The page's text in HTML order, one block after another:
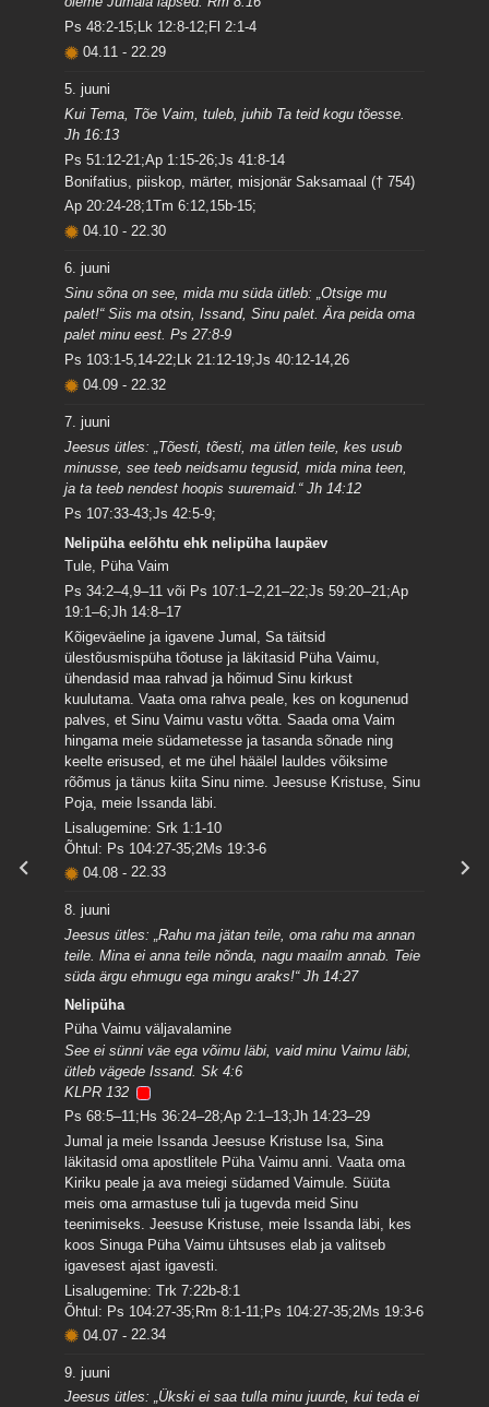
Ps 48:2-15;Lk 12:8-12;Fl 2:1-4
04.11- 22.29
5. juuni
Kui Tema, Tõe Vaim, tuleb, juhib Ta teid kogu tõesse.
Jh 16:13
Ps 51:12-21;Ap 1:15-26;Js 41:8-14
Bonifatius, piiskop, märter, misjonär Saksamaal († 754)
Ap 20:24-28;1Tm 6:12,15b-15;
04.10- 22.30
6. juuni
Sinu sõna on see, mida mu süda ütleb: „Otsige mu
palet!“ Siis ma otsin, Issand, Sinu palet. Ära peida oma
palet minu eest. Ps 27:8-9
Ps 103:1-5,14-22;Lk 21:12-19;Js 40:12-14,26
04.09- 22.32
7. juuni
Jeesus ütles: „Tõesti, tõesti, ma ütlen teile, kes usub
minusse, see teeb neidsamu tegusid, mida mina teen,
ja ta teeb nendest hoopis suuremaid.“ Jh 14:12
Ps 107:33-43;Js 42:5-9;
Nelipüha eelõhtu ehk nelipüha laupäev
Tule, Püha Vaim
Ps 34:2–4,9–11 või Ps 107:1–2,21–22;Js 59:20–21;Ap
19:1–6;Jh 14:8–17
Kõigeväeline ja igavene Jumal, Sa täitsid
ülestõusmispüha tõotuse ja läkitasid Püha Vaimu,
ühendasid maa rahvad ja hõimud Sinu kirkust
kuulutama. Vaata oma rahva peale, kes on kogunenud
palves, et Sinu Vaimu vastu võtta. Saada oma Vaim
hingama meie südametesse ja tasanda sõnade ning
keelte erisused, et me ühel häälel lauldes võiksime
rõõmus ja tänus kiita Sinu nime. Jeesuse Kristuse, Sinu
Poja, meie Issanda läbi.
Lisalugemine: Srk 1:1-10
Õhtul: Ps 104:27-35;2Ms 19:3-6
04.08-22.33
8. juuni
Jeesus ütles: „Rahu ma jätan teile, oma rahu ma annan
teile. Mina ei anna teile nõnda, nagu maailm annab. Teie
süda ärgu ehmugu ega mingu araks!“ Jh 14:27
Nelipüha
Püha Vaimu väljavalamine
See ei sünni väe ega võimu läbi, vaid minu Vaimu läbi,
ütleb vägede Issand. Sk 4:6
KLPR 132
Ps 68:5–11;Hs 36:24–28;Ap 2:1–13;Jh 14:23–29
Jumal ja meie Issanda Jeesuse Kristuse Isa, Sina
läkitasid oma apostlitele Püha Vaimu anni. Vaata oma
Kiriku peale ja ava meiegi südamed Vaimule. Süüta
meis oma armastuse tuli ja tugevda meid Sinu
teenimiseks. Jeesuse Kristuse, meie Issanda läbi, kes
koos Sinuga Püha Vaimu ühtsuses elab ja valitseb
igavesest ajast igavesti.
Lisalugemine: Trk 7:22b-8:1
Õhtul: Ps 104:27-35;Rm 8:1-11;Ps 104:27-35;2Ms 19:3-6
04.07-22.34
9. juuni
Jeesus ütles: „Ükski ei saa tulla minu juurde, kui teda ei